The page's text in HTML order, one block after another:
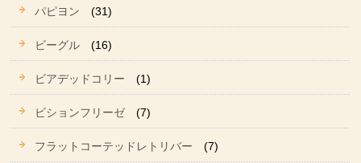
パピヨン (31)
ビーグル (16)
ビアデッドコリー (1)
ビションフリーゼ (7)
フラットコーテッドレトリバー (7)